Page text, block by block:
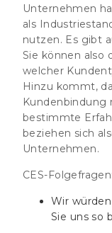
Unternehmen
als
nutzen. Es gibt
Sie können also
welcher
Hinzu kommt,
Kundenbindung
bestimmte
beziehen sich
Unternehmen.
CES-Folgefragen:
Wir
Sie uns so